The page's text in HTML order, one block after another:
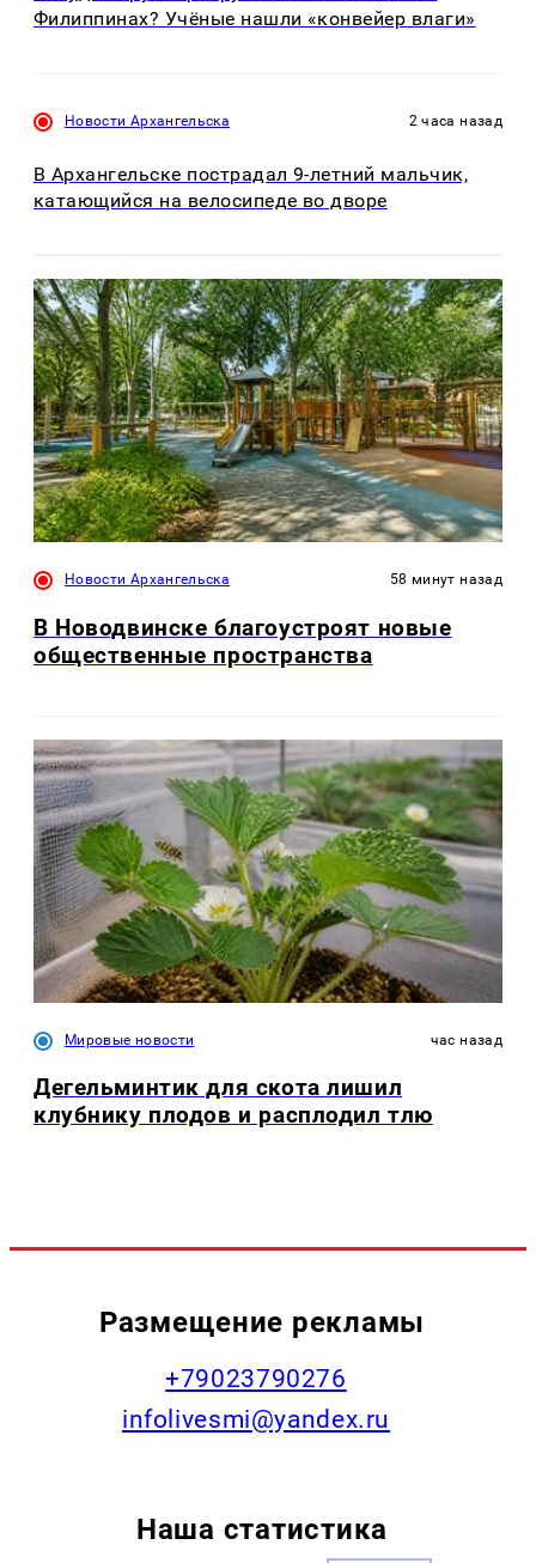
Филиппинах? Учёные нашли «конвейер влаги»
Новости Архангельска 2 часа назад
В Архангельске пострадал 9-летний мальчик,
катающийся на велосипеде во дворе
Новости Архангельска 58 минут назад
В Новодвинске благоустроят новые
общественные пространства
Мировые новости час назад
Дегельминтик для скота лишил
клубнику плодов и расплодил тлю
Размещение рекламы
+79023790276
infolivesmi@yandex.ru
Наша статистика